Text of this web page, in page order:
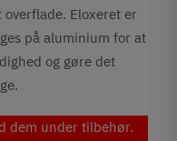
Eloxeret er
på aluminium for at
og gøre det
dem under tilbehør.